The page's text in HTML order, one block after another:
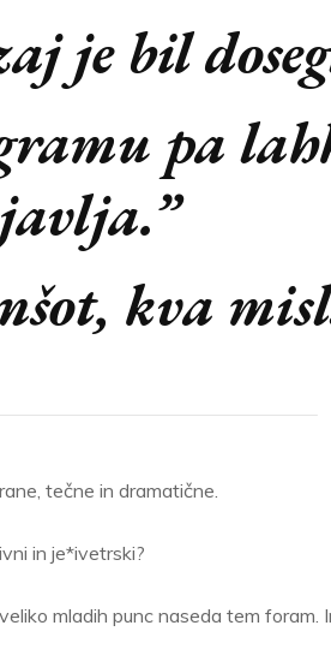
je bil
pa
kva
tečne in dramatične.
in je*ivetrski?
mladih punc naseda tem foram.